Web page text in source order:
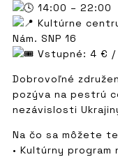
14:00 – 22:00
Kultúrne
Nám. SNP 16
Vstupné: 4 € /
Dobrovoľné
pozýva na pestrú
nezávislosti
Na čo sa môžete
• Kultúrny program